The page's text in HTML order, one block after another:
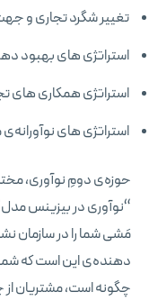
تغییر شگرد تجاری و
استراتژی‌ های بهبود
استراتژی همکاری‌ های
استراتژی‌ های
حوزه‌ی دومِ نوآوری،
“نوآوری در بیزینس
مَشی شما را در سازمان
دهنده‌ی این است که شما
چگونه است، مشتریان